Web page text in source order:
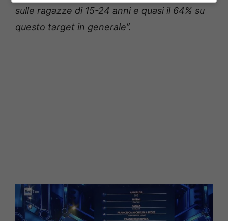
sulle ragazze di 15-24 anni e quasi il 64% su
questo target in generale”.